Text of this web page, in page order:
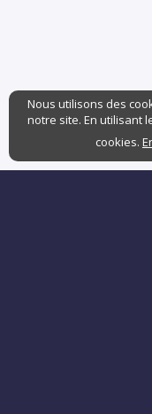
Nous utilisons des
notre site. En utilisant
cookies.